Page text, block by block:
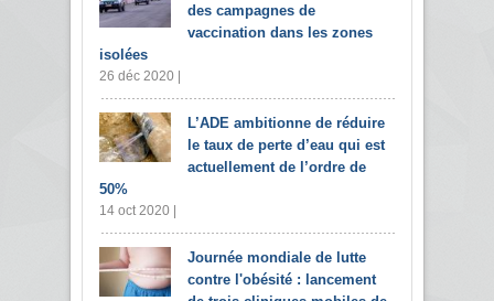
des campagnes de
vaccination dans les zones
isolées
26 déc 2020 |
L’ADE ambitionne de réduire
le taux de perte d’eau qui est
actuellement de l’ordre de
50%
14 oct 2020 |
Journée mondiale de lutte
contre l'obésité : lancement